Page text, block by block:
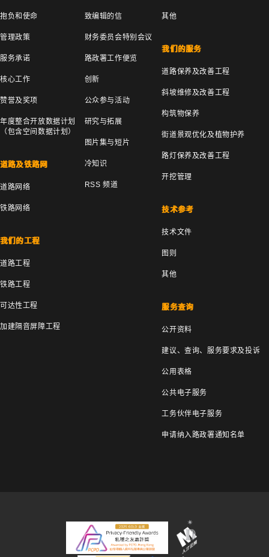
抱负和使命
管理政策
服务承诺
核心工作
赞誉及奖项
年度整合开放数据计划
（包含空间数据计划）
道路及铁路网
道路网络
铁路网络
我们的工程
道路工程
铁路工程
可达性工程
加建隔音屏障工程
致编辑的信
财务委员会特别会议
路政署工作便览
创新
公众参与活动
研究与拓展
图片集与短片
冷知识
RSS 频道
其他
我们的服务
道路保养及改善工程
斜坡维修及改善工程
构筑物保养
街道景观优化及植物护养
路灯保养及改善工程
开挖管理
技术参考
技术文件
图则
其他
服务查询
公开资料
建议、查询、服务要求及投诉
公用表格
公共电子服务
工务伙伴电子服务
申请纳入路政署通知名单